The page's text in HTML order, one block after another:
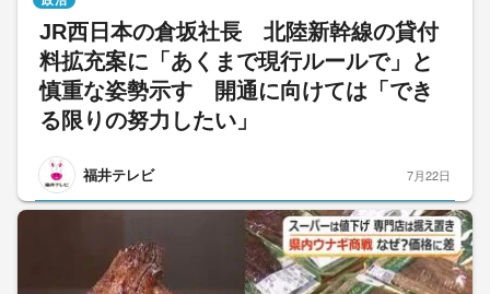
JR西日本の倉坂社長 北陸新幹線の貸付
料拡充案に「あくまで現行ルールで」と
慎重な姿勢示す 開通に向けては「でき
る限りの努力したい」
福井テレビ 7月22日